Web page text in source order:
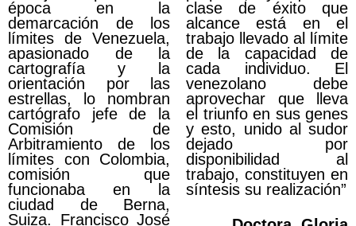
época en la
demarcación de los
límites de Venezuela,
apasionado de la
cartografía y la
orientación por las
estrellas, lo nombran
cartógrafo jefe de la
Comisión de
Arbitramiento de los
límites con Colombia,
comisión que
funcionaba en la
ciudad de Berna,
Suiza. Francisco José
clase de éxito que
alcance está en el
trabajo llevado al límite
de la capacidad de
cada individuo. El
venezolano debe
aprovechar que lleva
el triunfo en sus genes
y esto, unido al sudor
dejado por
disponibilidad al
trabajo, constituyen en
síntesis su realización”